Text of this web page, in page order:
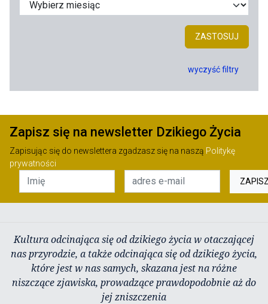
ZASTOSUJ
wyczyść filtry
Zapisz się na newsletter Dzikiego Życia
Zapisując się do newslettera zgadzasz się na naszą Politykę
prywatności
Kultura odcinająca się od dzikiego życia w otaczającej
nas przyrodzie, a także odcinająca się od dzikiego życia,
które jest w nas samych, skazana jest na różne
niszczące zjawiska, prowadzące prawdopodobnie aż do
jej zniszczenia